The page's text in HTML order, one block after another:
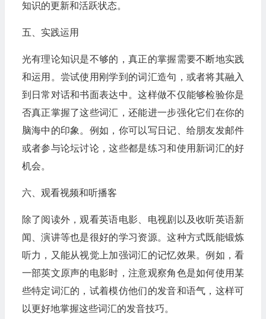
知识的更新和活跃状态。
五、实践运用
光有理论知识是不够的，真正的掌握需要不断地实践
和运用。尝试使用刚学到的词汇造句，或者将其融入
到日常对话和书面表达中。这样做不仅能够检验你是
否真正掌握了这些词汇，还能进一步强化它们在你的
脑海中的印象。例如，你可以写日记、给朋友发邮件
或者参与论坛讨论，这些都是练习和使用新词汇的好
机会。
六、观看视频和听播客
除了阅读外，观看英语电影、电视剧以及收听英语新
闻、演讲等也是很好的学习资源。这种方式既能锻炼
听力，又能从视觉上加强词汇的记忆效果。例如，看
一部英文原声的电影时，注意观察角色是如何使用某
些特定词汇的，试着模仿他们的发音和语气，这样可
以更好地掌握这些词汇的发音技巧。